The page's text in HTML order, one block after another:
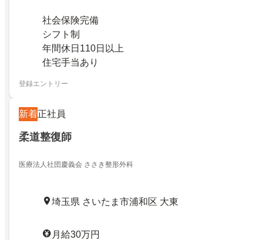
社会保険完備
シフト制
年間休日110日以上
住宅手当あり
登録エントリー
新着正社員
柔道整復師
医療法人社団慶義会 ささき整形外科
埼玉県 さいたま市浦和区 大東
月給30万円